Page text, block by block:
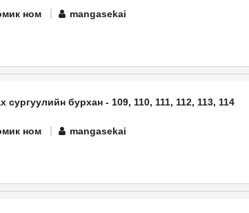
ном mangasekai
сургуулийн бурхан - 109, 110, 111, 112, 113, 114
ном mangasekai